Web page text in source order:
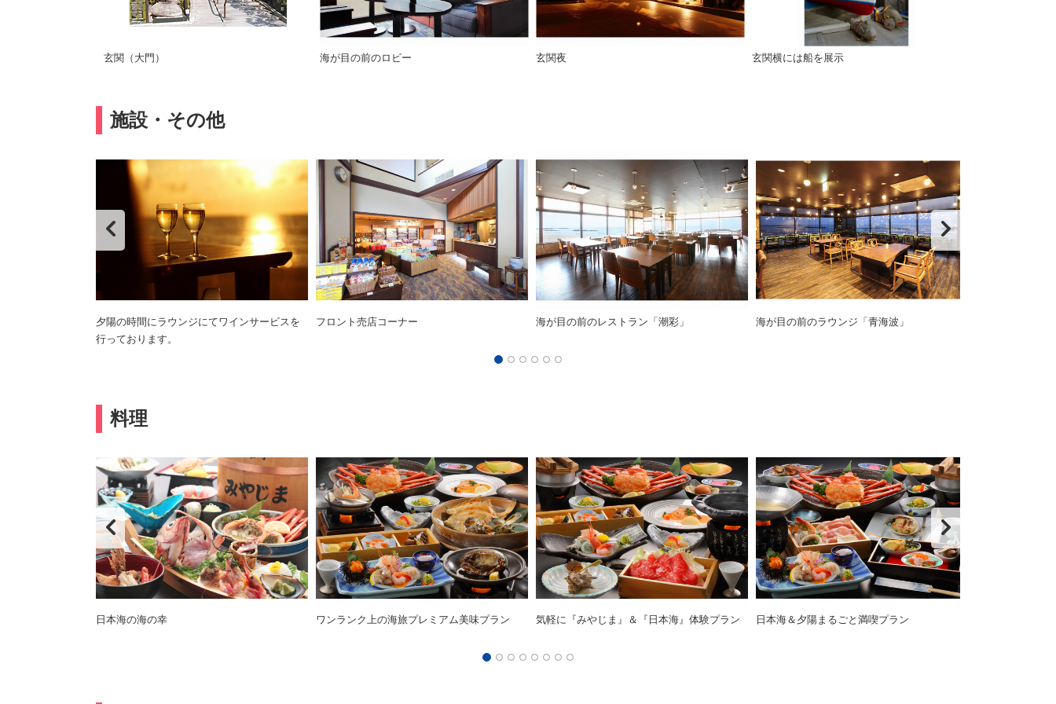
玄関（大門） 海が目の前のロビー 玄関夜 玄関横には船を展示
施設・その他
夕陽の時間にラウンジにてワインサービスを
行っております。
フロント売店コーナー 海が目の前のレストラン「潮彩」 海が目の前のラウンジ「青海波」
料理
日本海の海の幸 ワンランク上の海旅プレミアム美味プラン 気軽に『みやじま』＆『日本海』体験プラン 日本海＆夕陽まるごと満喫プラン